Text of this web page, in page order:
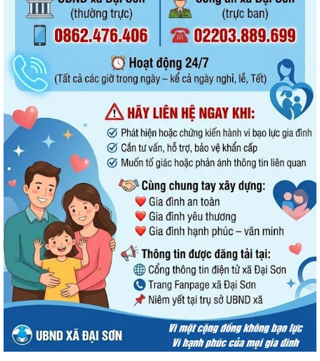
Xã Đại Sơn triển khai thực hiện Nghị quyết số 66.18/2026/NQ-CP của
Chính phủ về công tác phòng...
UBND xã Đại Sơn triển khai công tác tuyên truyền lần 01 tháng 8 năm
2026
Đình chỉ lưu hành, thu hồi và tiêu hủy mỹ phẩm vi phạm
Đại Sơn hoàn thành công tác tuyển sinh đầu cấp năm học 2026–2027
(đợt 1)
UBND xã Đại Sơn quán triệt, triển khai Quy chế nội bộ về phát ngôn và
cung cấp thông tin cho báo chí
XÃ ĐẠI SƠN TRIỂN KHAI CHIẾN DỊCH 90 NGÀY LÀM SẠCH, LÀM GIÀU,
CHUẨN HÓA DỮ LIỆU Y TẾ – NGƯỜI DÂN CẦN...
Đại Sơn tổ chức lấy mẫu hài cốt liệt sĩ chưa xác định danh tính để giám
QUYẾT ĐỊNH Về việc ban hành Quy chế nội bộ về phát ngôn và cung